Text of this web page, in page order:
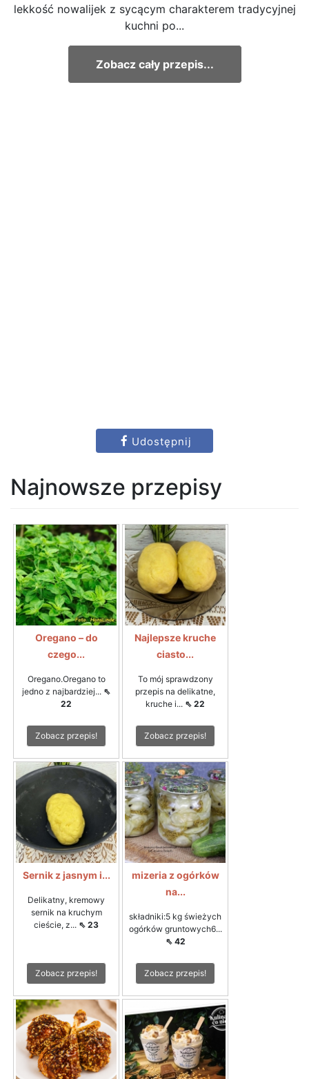
lekkość nowalijek z sycącym charakterem tradycyjnej
kuchni po...
Zobacz cały przepis...
Udostępnij
Najnowsze przepisy
Oregano – do
czego...
Oregano.Oregano to
jedno z najbardziej... ⇖
22
Zobacz przepis!
Najlepsze kruche
ciasto...
To mój sprawdzony
przepis na delikatne,
kruche i... ⇖ 22
Zobacz przepis!
Sernik z jasnym i...
Delikatny, kremowy
sernik na kruchym
cieście, z... ⇖ 23
Zobacz przepis!
mizeria z ogórków
na...
składniki:5 kg świeżych
ogórków gruntowych6...
⇖ 42
Zobacz przepis!